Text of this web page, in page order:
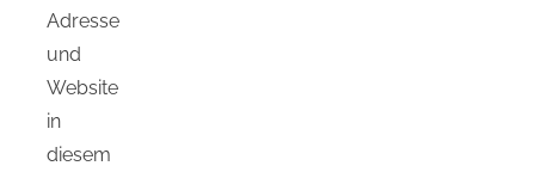
Adresse
und
Website
in
diesem